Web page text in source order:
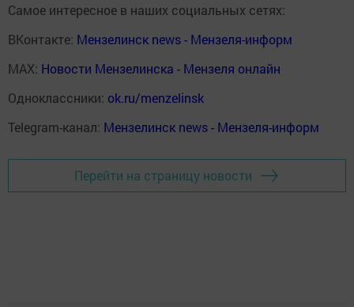
Самое интересное в наших социальных сетях:
ВКонтакте: Мензелинск news - Мензеля-информ
MAX: Новости Мензелинска - Мензеля онлайн
Одноклассники: ok.ru/menzelinsk
Telegram-канал: Мензелинск news - Мензеля-информ
Перейти на страницу новости